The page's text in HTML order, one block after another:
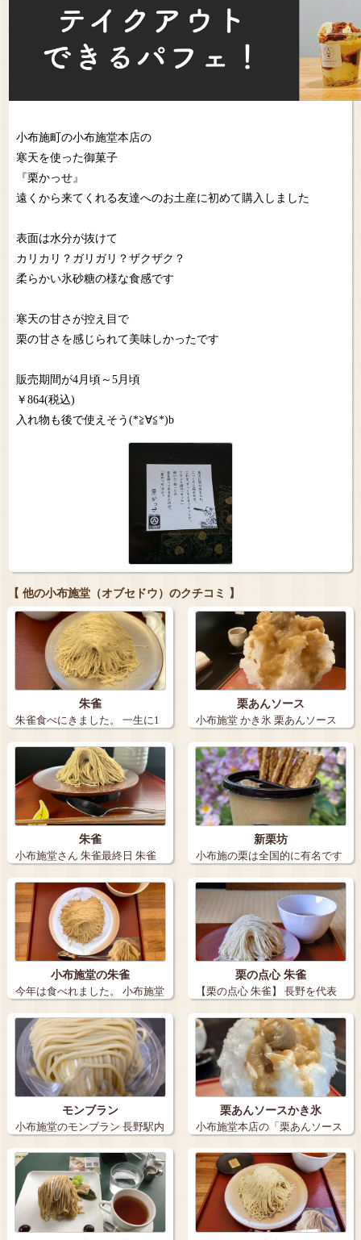
小布施町の小布施堂本店の
寒天を使った御菓子
『栗かっせ』
遠くから来てくれる友達へのお土産に初めて購入しました
表面は水分が抜けて
カリカリ？ガリガリ？ザクザク？
柔らかい氷砂糖の様な食感です
寒天の甘さが控え目で
栗の甘さを感じられて美味しかったです
販売期間が4月頃～5月頃
￥864(税込)
入れ物も後で使えそう(*≧∀≦*)b
【 他の小布施堂（オブセドウ）のクチコミ 】
朱雀
朱雀食べにきました。 一生に1
度は食べ…
栗あんソース
小布施堂 かき氷 栗あんソース
ふわっ…
朱雀
小布施堂さん 朱雀最終日 朱雀
を1人…
新栗坊
小布施の栗は全国的に有名です
が 朱雀期…
小布施堂の朱雀
今年は食べれました。 小布施堂
の朱雀 …
栗の点心 朱雀
【栗の点心 朱雀】 長野を代表
する秋の…
モンブラン
小布施堂のモンブラン 長野駅内
で購入✨…
栗あんソースかき氷
小布施堂本店の「栗あんソース
かき氷」 …